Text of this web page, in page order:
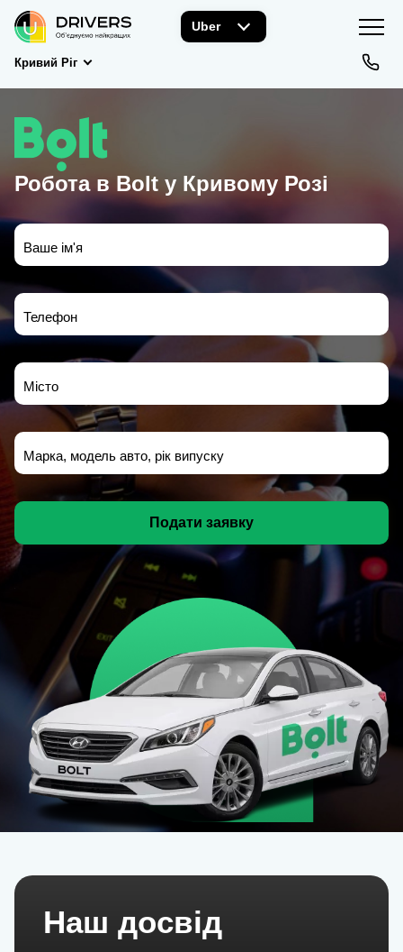
Uber
Кривий Ріг
Робота в Bolt у Кривому Розі
Ваше ім'я
Телефон
Місто
Марка, модель авто, рік випуску
Подати заявку
Наш досвід